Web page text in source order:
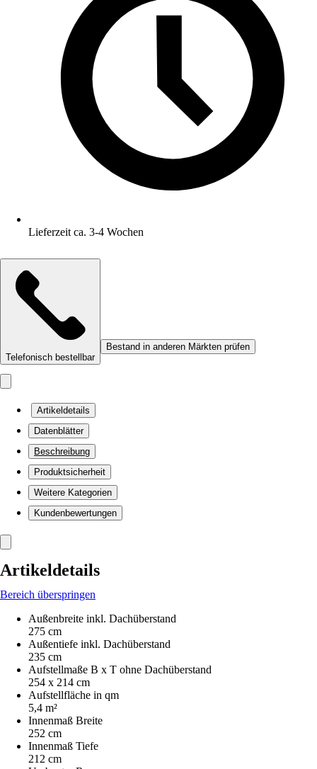
Lieferzeit ca. 3-4 Wochen
Telefonisch bestellbar
Bestand in anderen Märkten prüfen
Artikeldetails
Datenblätter
Beschreibung
Produktsicherheit
Weitere Kategorien
Kundenbewertungen
Artikeldetails
Bereich überspringen
Außenbreite inkl. Dachüberstand
275 cm
Außentiefe inkl. Dachüberstand
235 cm
Aufstellmaße B x T ohne Dachüberstand
254 x 214 cm
Aufstellfläche in qm
5,4 m²
Innenmaß Breite
252 cm
Innenmaß Tiefe
212 cm